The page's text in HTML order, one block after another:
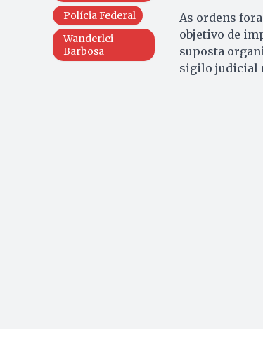
Polícia Federal
Wanderlei
Barbosa
As ordens
objetivo de
suposta
sigilo judicial